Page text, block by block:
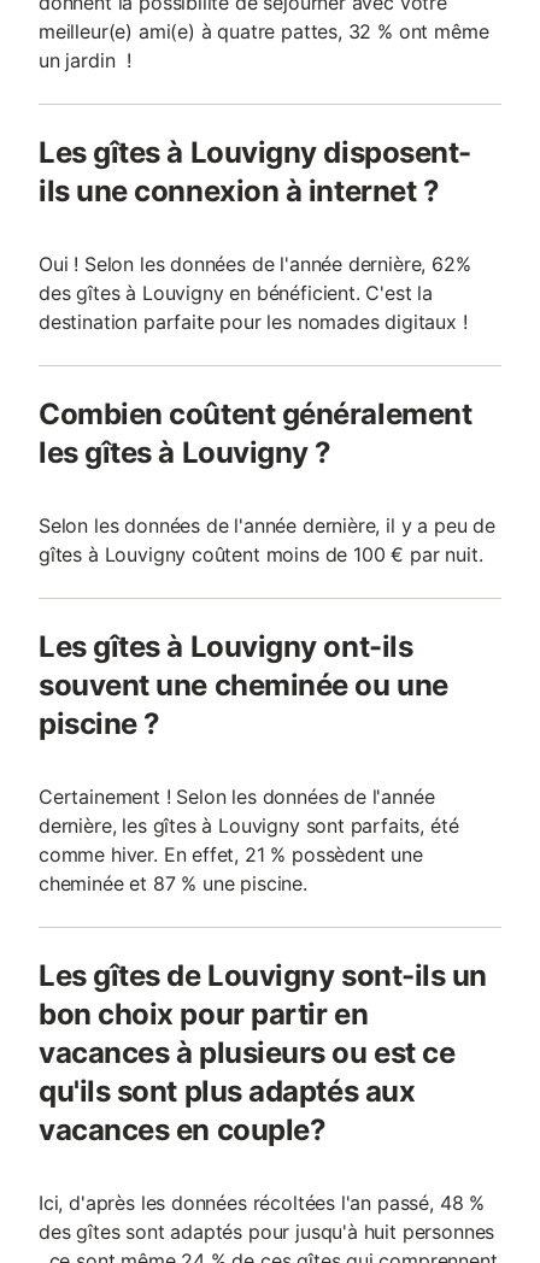
meilleur(e) ami(e) à quatre pattes, 32 % ont même
un jardin !
Les gîtes à Louvigny disposent-
ils une connexion à internet ?
Oui ! Selon les données de l'année dernière, 62%
des gîtes à Louvigny en bénéficient. C'est la
destination parfaite pour les nomades digitaux !
Combien coûtent généralement
les gîtes à Louvigny ?
Selon les données de l'année dernière, il y a peu de
gîtes à Louvigny coûtent moins de 100 € par nuit.
Les gîtes à Louvigny ont-ils
souvent une cheminée ou une
piscine ?
Certainement ! Selon les données de l'année
dernière, les gîtes à Louvigny sont parfaits, été
comme hiver. En effet, 21 % possèdent une
cheminée et 87 % une piscine.
Les gîtes de Louvigny sont-ils un
bon choix pour partir en
vacances à plusieurs ou est ce
qu'ils sont plus adaptés aux
vacances en couple?
Ici, d'après les données récoltées l'an passé, 48 %
des gîtes sont adaptés pour jusqu'à huit personnes